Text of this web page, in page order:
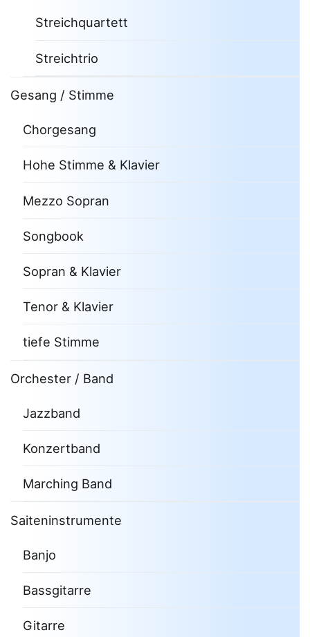
Streichquartett
Streichtrio
Gesang / Stimme
Chorgesang
Hohe Stimme & Klavier
Mezzo Sopran
Songbook
Sopran & Klavier
Tenor & Klavier
tiefe Stimme
Orchester / Band
Jazzband
Konzertband
Marching Band
Saiteninstrumente
Banjo
Bassgitarre
Gitarre